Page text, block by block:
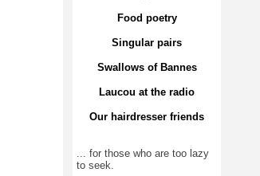
Food poetry
Singular pairs
Swallows of Bannes
Laucou at the radio
Our hairdresser friends
... for those who are too lazy
to seek.